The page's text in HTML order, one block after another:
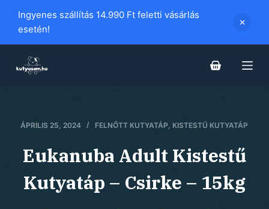
i
Ingyenes szállítás 14.990 Ft feletti vásárlás
esetén!
ÁPRILIS 25, 2024 FELNŐTT KUTYATÁP, KISTESTŰ KUTYATÁP
Eukanuba Adult Kistestű
Kutyatáp – Csirke – 15kg